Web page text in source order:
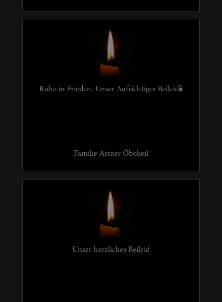
Ruhe in Frieden. Unser Aufrichtiges Beileid🕯
Familie Astner Öbokeil
Unser herzliches Beileid